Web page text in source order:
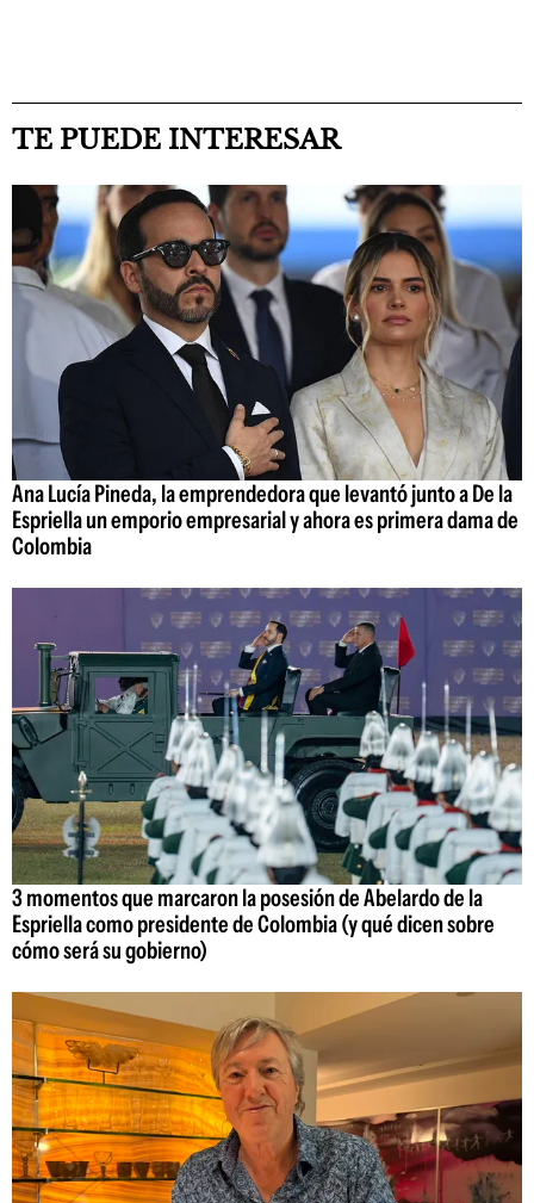
TE PUEDE INTERESAR
Ana Lucía Pineda, la emprendedora que levantó junto a De la
Espriella un emporio empresarial y ahora es primera dama de
Colombia
3 momentos que marcaron la posesión de Abelardo de la
Espriella como presidente de Colombia (y qué dicen sobre
cómo será su gobierno)